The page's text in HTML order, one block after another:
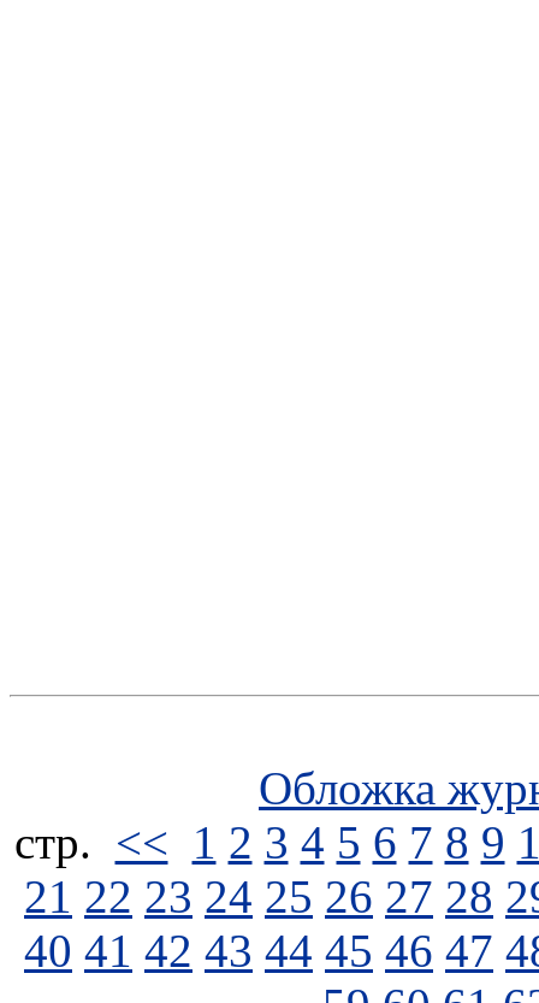
Обложка
стp. << 1 2 3 4 5 6 7 8 9
21 22 23 24 25 26 27 28
40 41 42 43 44 45 46 47